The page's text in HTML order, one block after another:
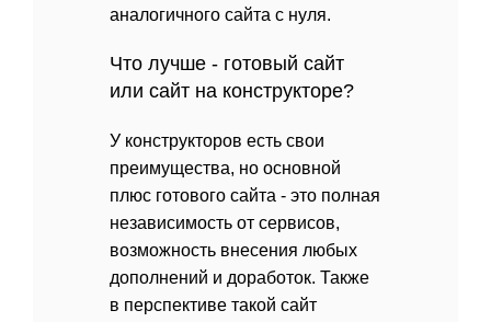
аналогичного сайта с нуля.
Что лучше - готовый сайт
или сайт на конструкторе?
У конструкторов есть свои
преимущества, но основной
плюс готового сайта - это полная
независимость от сервисов,
возможность внесения любых
дополнений и доработок. Также
в перспективе такой сайт